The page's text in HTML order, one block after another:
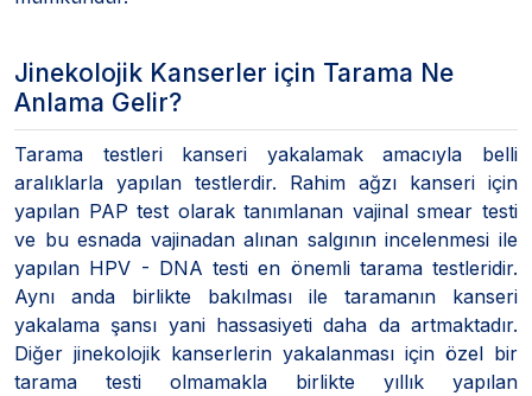
Jinekolojik Kanserler için Tarama Ne
Anlama Gelir?
Tarama testleri kanseri yakalamak amacıyla belli
aralıklarla yapılan testlerdir. Rahim ağzı kanseri için
yapılan PAP test olarak tanımlanan vajinal smear testi
ve bu esnada vajinadan alınan salgının incelenmesi ile
yapılan HPV - DNA testi en önemli tarama testleridir.
Aynı anda birlikte bakılması ile taramanın kanseri
yakalama şansı yani hassasiyeti daha da artmaktadır.
Diğer jinekolojik kanserlerin yakalanması için özel bir
tarama testi olmamakla birlikte yıllık yapılan